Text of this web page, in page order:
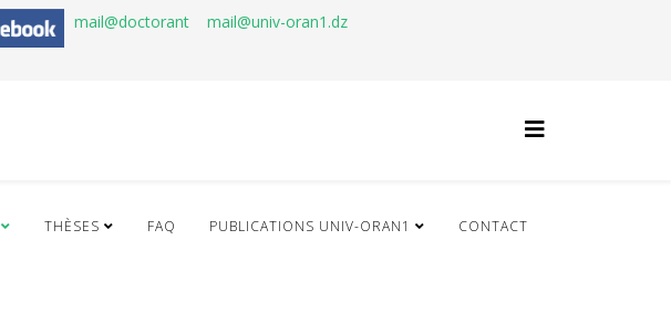
mail@doctorant mail@univ-oran1.dz
THÈSES FAQ PUBLICATIONS UNIV-ORAN1 CONTACT